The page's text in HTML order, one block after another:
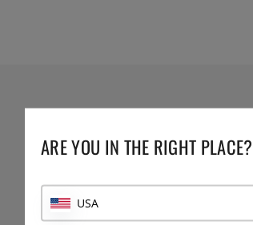
ARE YOU IN THE RIGHT PLACE?
USA